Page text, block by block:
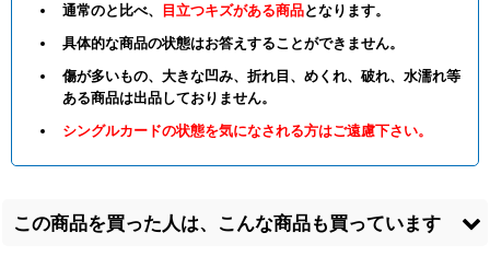
通常のと比べ、 目立つキズがある商品となります。
具体的な商品の状態はお答えすることができません。
傷が多いもの、大きな凹み、折れ目、めくれ、破れ、水濡れ等
ある商品は出品しておりません。
シングルカードの状態を気になされる方はご遠慮下さい。
この商品を買った人は、こんな商品も買っています